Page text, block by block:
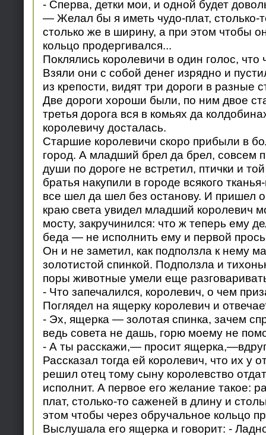
- Сперва, детки мои, и одной будет
— Желал бы я иметь чудо-плат, столько-
столько же в ширину, а при этом чтобы
кольцо продергивался...
Поклялись королевичи в один голос, что
Взяли они с собой денег изрядно и
из крепости, видят три дороги в разные
Две дороги хороши были, по ним двое
третья дорога вся в комьях да
королевичу досталась.
Старшие королевичи скоро прибыли в
город. А младший брел да брел, совсем
души по дороге не встретил, птички и
братья накупили в городе всякого
все шел да шел без останову. И пришел
краю света увидел младший королевич
мосту, закручинился: что ж теперь ему
беда — не исполнить ему и первой
Он и не заметил, как подползла к нему
золотистой спинкой. Подползла и
поры животные умели еще
- Что запечалился, королевич, о чем
Поглядел на ящерку королевич и
- Эх, ящерка — золотая спинка, зачем
ведь совета не дашь, горю моему не
- А ты расскажи,— просит
Рассказал тогда ей королевич, что их у
решил отец тому сыну королевство
исполнит. А первое его желание такое:
плат, столько-то саженей в длину и
этом чтобы через обручальное кольцо
Выслушала его ящерка и говорит: -